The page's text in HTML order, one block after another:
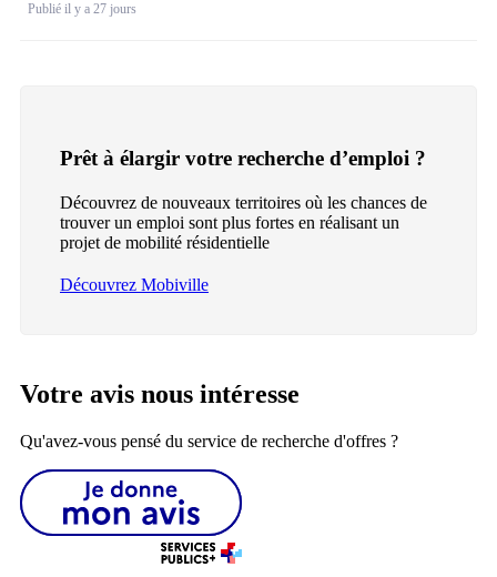
Publié il y a 27 jours
Prêt à élargir votre recherche d’emploi ?
Découvrez de nouveaux territoires où les chances de
trouver un emploi sont plus fortes en réalisant un
projet de mobilité résidentielle
Découvrez Mobiville
Votre avis nous intéresse
Qu'avez-vous pensé du service de recherche d'offres ?